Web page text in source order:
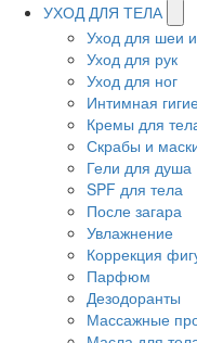
УХОД ДЛЯ ТЕЛА
Уход для шеи
Уход для рук
Уход для ног
Интимная
Кремы для
Скрабы и
Гели для душа
SPF для тела
После загара
Увлажнение
Коррекция
Парфюм
Дезодоранты
Массажные